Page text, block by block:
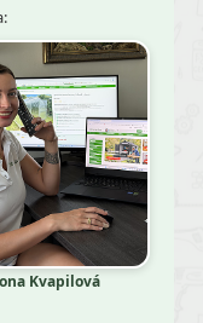
Kvapilová